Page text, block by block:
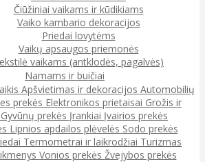
Čiūžiniai vaikams ir kūdikiams
Vaiko kambario dekoracijos
Priedai lovytėms
Vaikų apsaugos priemonės
vaikams (antklodės, pagalvės)
Namams ir buičiai
Apšvietimas ir dekoracijos Automobilių
prekės Elektronikos prietaisai Grožis ir
Gyvūnų prekės Įrankiai Įvairios prekės
Lipnios apdailos plėvelės Sodo prekės
Termometrai ir laikrodžiai Turizmas
Vonios prekės Žvejybos prekės